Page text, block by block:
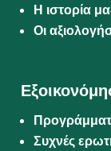
Η ιστορία
Οι
Συχνές